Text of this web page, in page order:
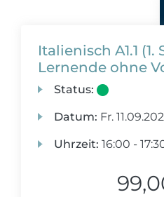
Italienisch A1.1
Lernende ohne
Status:
Datum: Fr.
Uhrzeit: 16:00 -